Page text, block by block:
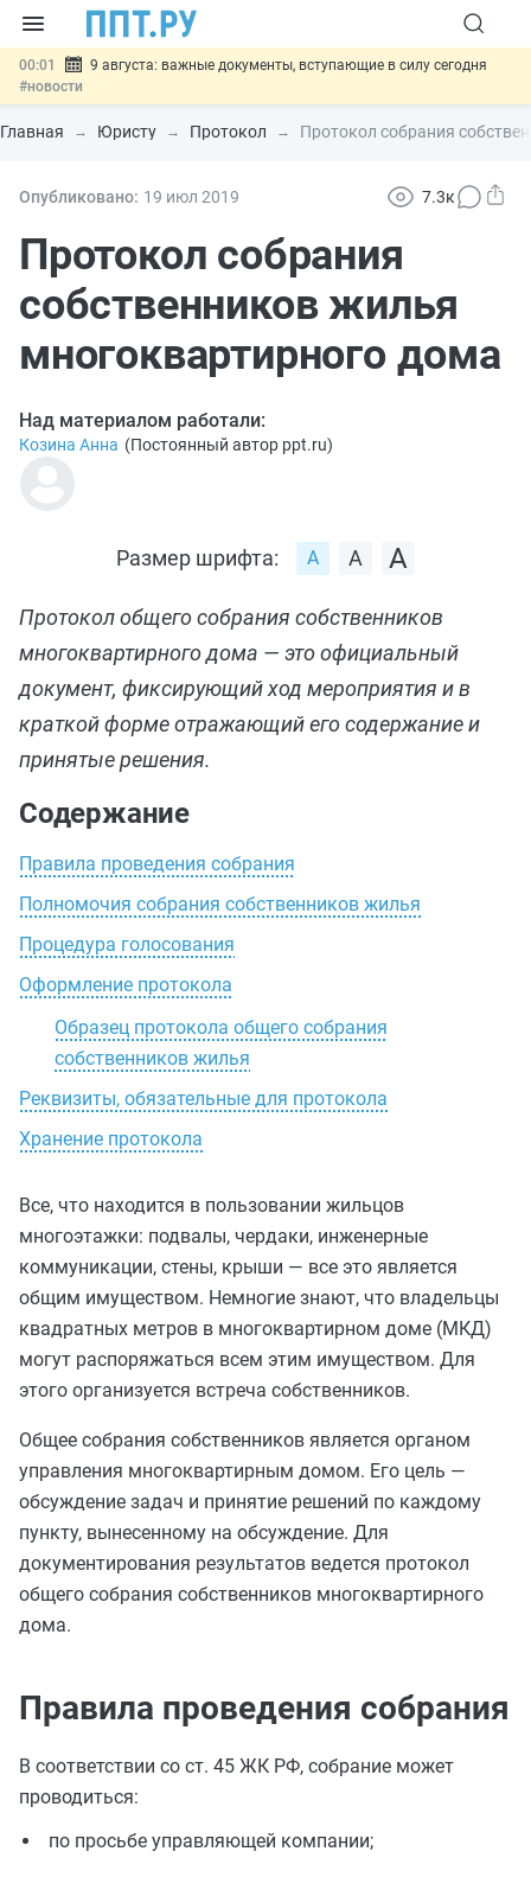
00:01
9 августа: важные документы, вступающие в силу сегодня
#новости
07.08 Подписан закон о блокировке продажи опасных товаров через
«Честный знак»#новости
07.08 Госпошлину за устранение ошибок в документах предлагают
07.08
Разработают единые критерии трудовых и ГПХ-
отношений
#новости
Главная Юристу Протокол Протокол собрания
Опубликовано: 19 июл 2019 7.3к
Протокол собрания
собственников жилья
многоквартирного дома
Над материалом работали:
Козина Анна (Постоянный автор ppt.ru)
Размер шрифта:
Протокол общего собрания собственников
многоквартирного дома — это официальный
документ, фиксирующий ход мероприятия и в
краткой форме отражающий его содержание и
принятые решения.
Содержание
Правила проведения собрания
Полномочия собрания собственников жилья
Процедура голосования
Оформление протокола
Образец протокола общего собрания
собственников жилья
Реквизиты, обязательные для протокола
Хранение протокола
Все, что находится в пользовании жильцов
многоэтажки: подвалы, чердаки, инженерные
коммуникации, стены, крыши — все это является
общим имуществом. Немногие знают, что владельцы
квадратных метров в многоквартирном доме (МКД)
могут распоряжаться всем этим имуществом. Для
этого организуется встреча собственников.
Общее собрания собственников является органом
управления многоквартирным домом. Его цель —
обсуждение задач и принятие решений по каждому
пункту, вынесенному на обсуждение. Для
документирования результатов ведется протокол
общего собрания собственников многоквартирного
дома.
Правила проведения собрания
В соответствии со ст. 45 ЖК РФ, собрание может
проводиться:
по просьбе управляющей компании;